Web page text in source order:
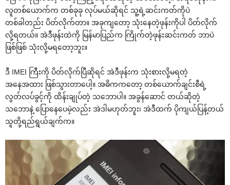
လူတစ်ယောက်က တစ်ခုခု လုပ်မယ်ဆိုရင် သူ့ရဲ့ဆင်းကတ်ကိုပဲ
တစ်ခါတည်း ပိတ်လိုက်တာ။ အခုကျတော့ သုံးနေတဲ့ဖုန်းကိုပါ ပိတ်လိုက်
လို့ရတယ်။ အဲဒီဖုန်းထဲကို မြန်မာပြည်က ကြိုက်တဲ့ဖုန်းဆင်းကတ် ဘာပဲ
ဖြစ်ဖြစ် သုံးလို့မရတော့ဘူး။
ဒီ IMEI ကြီးကို ပိတ်လိုက်ပြီဆိုရင် အဲဒီဖုန်းက သုံးစားလို့မရတဲ့
အနေအထား ဖြစ်သွားတာပေါ့။ အဓိကကတော့ တစ်ယောက်ချင်းစီရဲ့
လွတ်လပ်ခွင့်ကို ထိန်းချုပ်တဲ့ သဘောပါ။ အခွန်ဆောင် တယ်ဆိုတဲ့
သဘောနဲ့ ပြောနေပေမဲ့လည်း အဲဒါမဟုတ်ဘူး၊ အဲဒီထက် ပိုကျယ်ပြန့်တယ်
သူတို့ရည်ရွယ်ချက်က။